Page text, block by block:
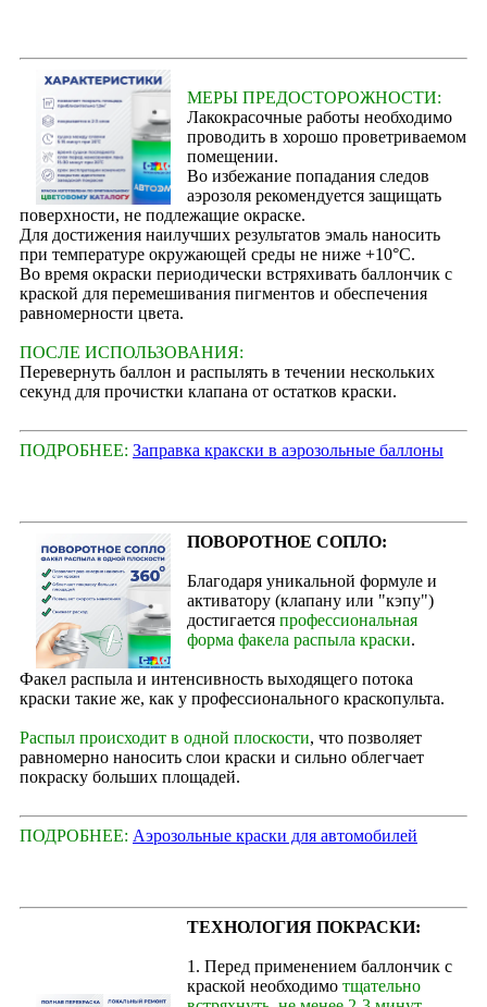
МЕРЫ ПРЕДОСТОРОЖНОСТИ:
Лакокрасочные работы необходимо
проводить в хорошо проветриваемом
помещении.
Во избежание попадания следов
аэрозоля рекомендуется защищать
поверхности, не подлежащие окраске.
Для достижения наилучших результатов эмаль наносить
при температуре окружающей среды не ниже +10°С.
Во время окраски периодически встряхивать баллончик с
краской для перемешивания пигментов и обеспечения
равномерности цвета.
ПОСЛЕ ИСПОЛЬЗОВАНИЯ:
Перевернуть баллон и распылять в течении нескольких
секунд для прочистки клапана от остатков краски.
ПОДРОБНЕЕ: Заправка кракски в аэрозольные баллоны
ПОВОРОТНОЕ СОПЛО:
Благодаря уникальной формуле и
активатору (клапану или "кэпу")
достигается профессиональная
форма факела распыла краски.
Факел распыла и интенсивность выходящего потока
краски такие же, как у профессионального краскопульта.
Распыл происходит в одной плоскости, что позволяет
равномерно наносить слои краски и сильно облегчает
покраску больших площадей.
ПОДРОБНЕЕ: Аэрозольные краски для автомобилей
ТЕХНОЛОГИЯ ПОКРАСКИ:
1. Перед применением баллончик с
краской необходимо тщательно